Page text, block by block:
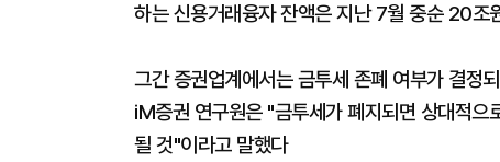
하는 신용거래융자 잔액은 지난 7월 중순 20
그간 증권업계에서는 금투세 존폐 여부가 결정
iM증권 연구원은 "금투세가 폐지되면 상대적으
될 것"이라고 말했다